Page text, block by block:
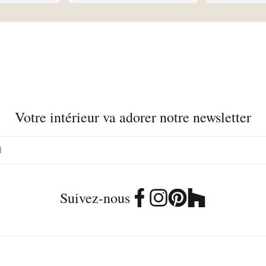
Votre intérieur va adorer notre newsletter
Suivez-nous